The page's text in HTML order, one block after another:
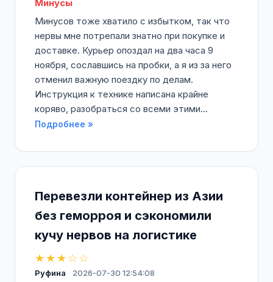
Минусы
Минусов тоже хватило с избытком, так что
нервы мне потрепали знатно при покупке и
доставке. Курьер опоздал на два часа 9
ноября, сославшись на пробки, а я из за него
отменил важную поездку по делам.
Инструкция к технике написана крайне
коряво, разобраться со всеми этими...
Подробнее »
Перевезли контейнер из Азии
без геморроя и сэкономили
кучу нервов на логистике
★★★☆☆
Руфина
2026-07-30 12:54:08